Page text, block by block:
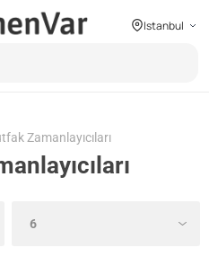
Istanbul
Zamanlayıcıları